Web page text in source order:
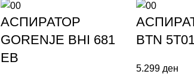
АСПИРАТОР
GORENJE BHI 681
EB
BTN
5.299 ден